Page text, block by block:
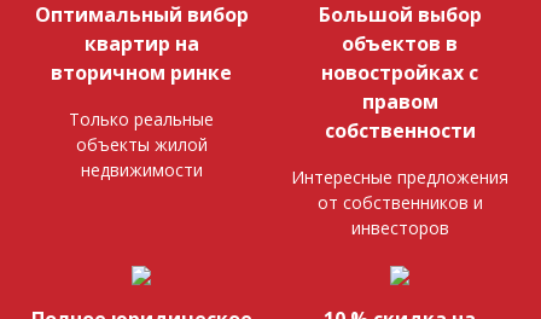
Оптимальный вибор
квартир на
вторичном ринке
Только реальные
объекты жилой
недвижимости
Большой выбор
объектов в
новостройках с
правом
собственности
Интересные предложения
от собственников и
инвесторов